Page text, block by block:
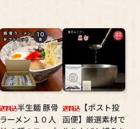
半生麺 豚骨
ラーメン １０人
【ポスト投
函便】厳選素材で